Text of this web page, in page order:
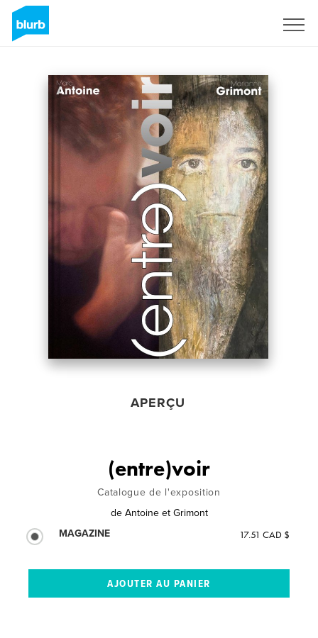
APERÇU
(entre)voir
Catalogue de l'exposition
de Antoine et Grimont
MAGAZINE
17.51 CAD $